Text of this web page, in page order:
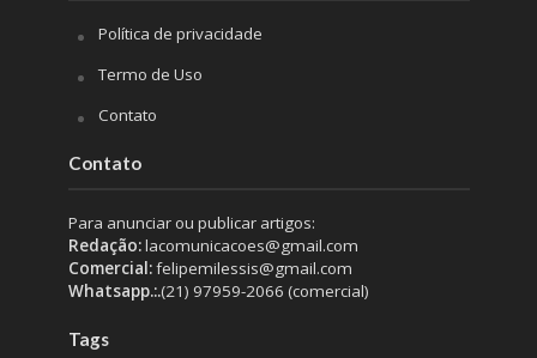
Política de privacidade
Termo de Uso
Contato
Contato
Para anunciar ou publicar artigos:
Redação:lacomunicacoes@gmail.com
Comercial:felipemilessis@gmail.com
Whatsapp.:.(21) 97959-2066 (comercial)
Tags